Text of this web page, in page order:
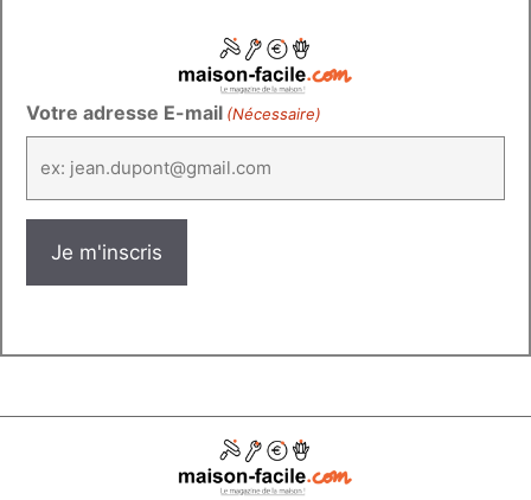
Votre adresse E-mail (Nécessaire)